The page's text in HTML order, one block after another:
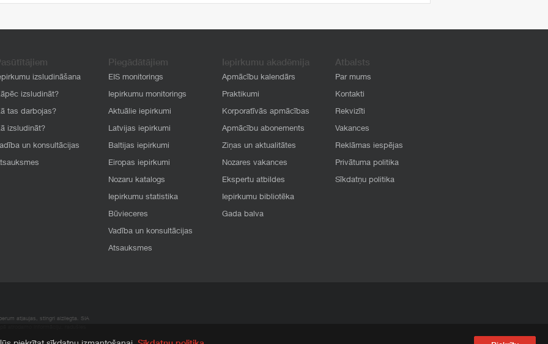
izsludināšana
izsludināt?
tas darbojas?
izsludināt?
un konsultācijas
Piegādātājiem
EIS monitorings
Iepirkumu monitorings
Aktuālie iepirkumi
Latvijas iepirkumi
Baltijas iepirkumi
Eiropas iepirkumi
Nozaru katalogs
Iepirkumu statistika
Būvieceres
Vadība un konsultācijas
Atsauksmes
Iepirkumu akadēmija
Apmācību kalendārs
Praktikumi
Korporatīvās apmācības
Apmācību abonements
Ziņas un aktualitātes
Nozares vakances
Ekspertu atbildes
Iepirkumu bibliotēka
Gada balva
Atbalsts
Par mums
Kontakti
Rekvizīti
Vakances
Reklāmas iespējas
Privātuma politika
Sīkdatņu politika
atļaujas, stingri aizliegta. SIA